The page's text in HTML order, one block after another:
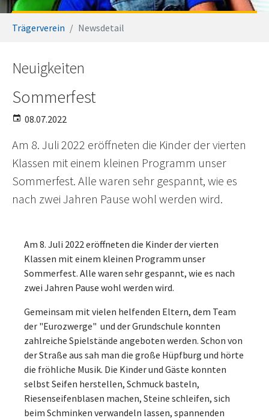
Trägerverein Newsdetail
Neuigkeiten
Sommerfest
08.07.2022
Am 8. Juli 2022 eröffneten die Kinder der vierten
Klassen mit einem kleinen Programm unser
Sommerfest. Alle waren sehr gespannt, wie es
nach zwei Jahren Pause wohl werden wird.
Am 8. Juli 2022 eröffneten die Kinder der vierten
Klassen mit einem kleinen Programm unser
Sommerfest. Alle waren sehr gespannt, wie es nach
zwei Jahren Pause wohl werden wird.
Gemeinsam mit vielen helfenden Eltern, dem Team
der "Eurozwerge" und der Grundschule konnten
zahlreiche Spielstände angeboten werden. Schon von
der Straße aus sah man die große Hüpfburg und hörte
die fröhliche Musik. Die Kinder und Gäste konnten
selbst Seifen herstellen, Schmuck basteln,
Riesenseifenblasen machen, Steine schleifen, sich
beim Schminken verwandeln lassen, spannenden